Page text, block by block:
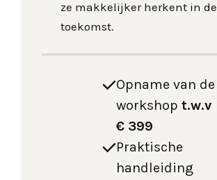
ze makkelijker herkent in de
toekomst.
Opname van de
workshopt.w.v
€ 399
Praktische
handleiding